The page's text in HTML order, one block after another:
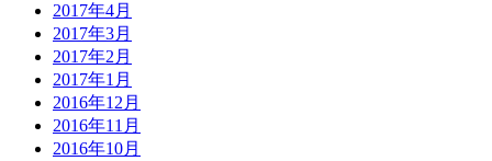
2017年4月
2017年3月
2017年2月
2017年1月
2016年12月
2016年11月
2016年10月